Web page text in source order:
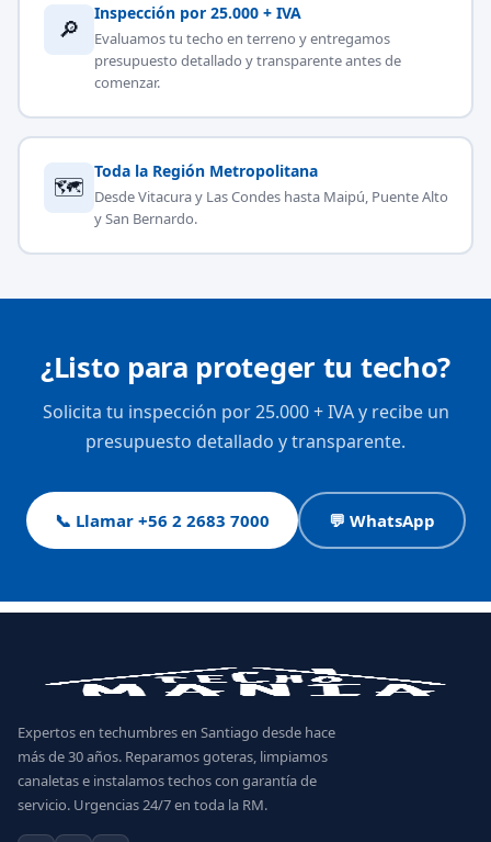
🔎
Inspección por 25.000 + IVA
Evaluamos tu techo en terreno y entregamos
presupuesto detallado y transparente antes de
comenzar.
🗺
Toda la Región Metropolitana
Desde Vitacura y Las Condes hasta Maipú, Puente Alto
y San Bernardo.
¿Listo para proteger tu techo?
Solicita tu inspección por 25.000 + IVA y recibe un
presupuesto detallado y transparente.
📞 Llamar +56 2 2683 7000 💬 WhatsApp
Expertos en techumbres en Santiago desde hace
más de 30 años. Reparamos goteras, limpiamos
canaletas e instalamos techos con garantía de
servicio. Urgencias 24/7 en toda la RM.